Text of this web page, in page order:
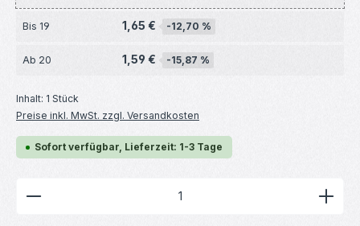
Bis 19 1,65 € -12,70 %
Ab 20 1,59 € -15,87 %
Inhalt: 1 Stück
Preise inkl. MwSt. zzgl. Versandkosten
Sofort verfügbar, Lieferzeit: 1-3 Tage
Produkt Anzahl: Gib den gewünschten Wert ein